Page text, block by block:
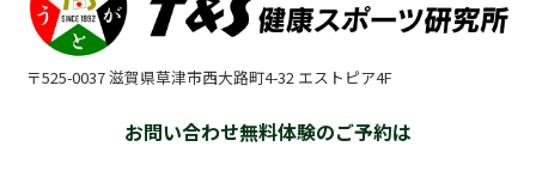
〒525-0037 滋賀県草津市西大路町4-32 エストピア4F
お問い合わせ無料体験のご予約は